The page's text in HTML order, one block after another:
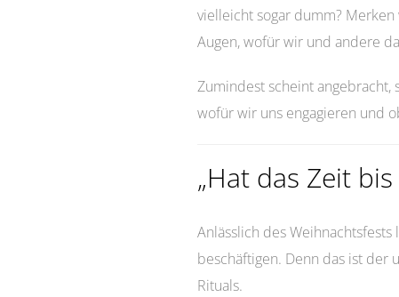
vielleicht sogar dumm?
Augen, wofür wir und andere
Zumindest scheint
wofür wir uns engagieren und
„Hat das Zeit
Anlässlich des
beschäftigen. Denn das ist der
Rituals.